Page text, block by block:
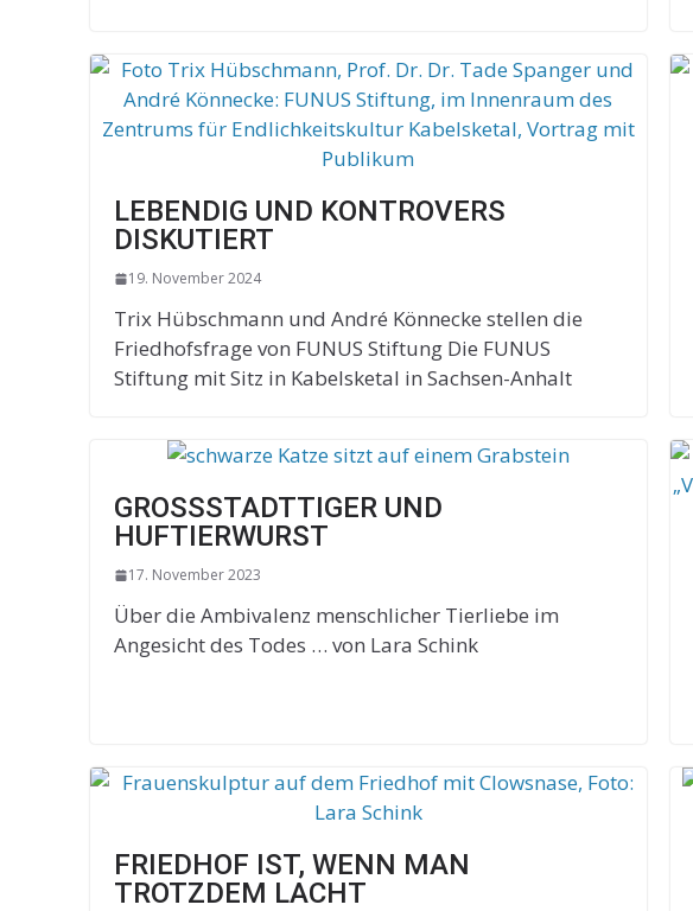
LEBENDIG UND KONTROVERS
DISKUTIERT
19. November 2024
Trix Hübschmann und André Könnecke stellen die
Friedhofsfrage von FUNUS Stiftung Die FUNUS
Stiftung mit Sitz in Kabelsketal in Sachsen-Anhalt
GROSSSTADTTIGER UND
HUFTIERWURST
17. November 2023
Über die Ambivalenz menschlicher Tierliebe im
Angesicht des Todes … von Lara Schink
FRIEDHOF IST, WENN MAN
TROTZDEM LACHT